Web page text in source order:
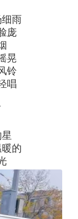
雨
庞
晃
铃
唱
的